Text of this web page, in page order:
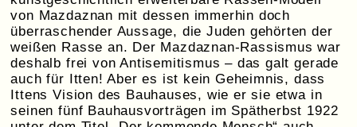
von Mazdaznan mit dessen immerhin doch
überraschender Aussage, die Juden gehörten der
weißen Rasse an. Der Mazdaznan-Rassismus war
deshalb frei von Antisemitismus – das galt gerade
auch für Itten! Aber es ist kein Geheimnis, dass
Ittens Vision des Bauhauses, wie er sie etwa in
seinen fünf Bauhausvorträgen im Spätherbst 1922